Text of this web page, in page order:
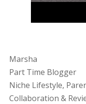
Marsha
Part Time Blogger
Niche Lifestyle,
Collaboration &